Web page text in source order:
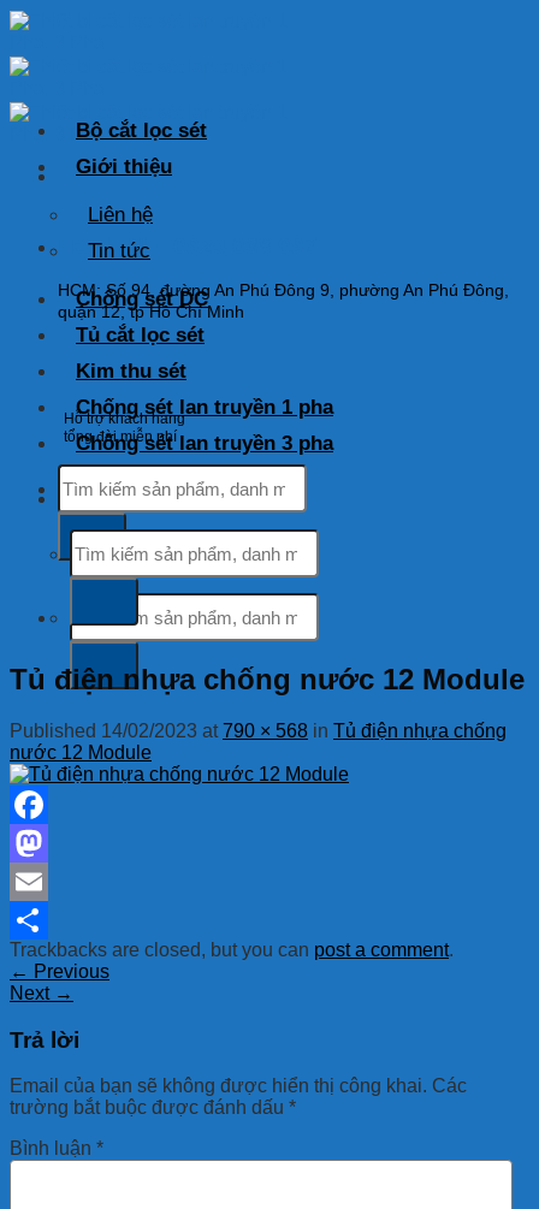
Skip
content
HOTLINE: 0925 038 097
HCM: Số 94, đường An Phú Đông 9, phường An Phú Đông,
quận 12, tp Hồ Chí Minh
Hỗ trợ khách hàng
tổng đài miễn phí
Tìm
kiếm:
kiếm:
Bộ cắt lọc sét
Giới thiệu
Liên hệ
Tin tức
Chống sét DC
Tủ cắt lọc sét
Kim thu sét
Chống sét lan truyền 1 pha
Chống sét lan truyền 3 pha
Tìm
kiếm:
Tủ điện nhựa chống nước 12 Module
Published 14/02/2023 at790 × 568 in Tủ điện nhựa chống
nước 12 Module
Facebook
Mastodon
Email
Share
Trackbacks are closed, but you can post a comment.
← Previous
Next →
Trả lời
Email của bạn sẽ không được hiển thị công khai. Các
trường bắt buộc được đánh dấu *
Bình luận *